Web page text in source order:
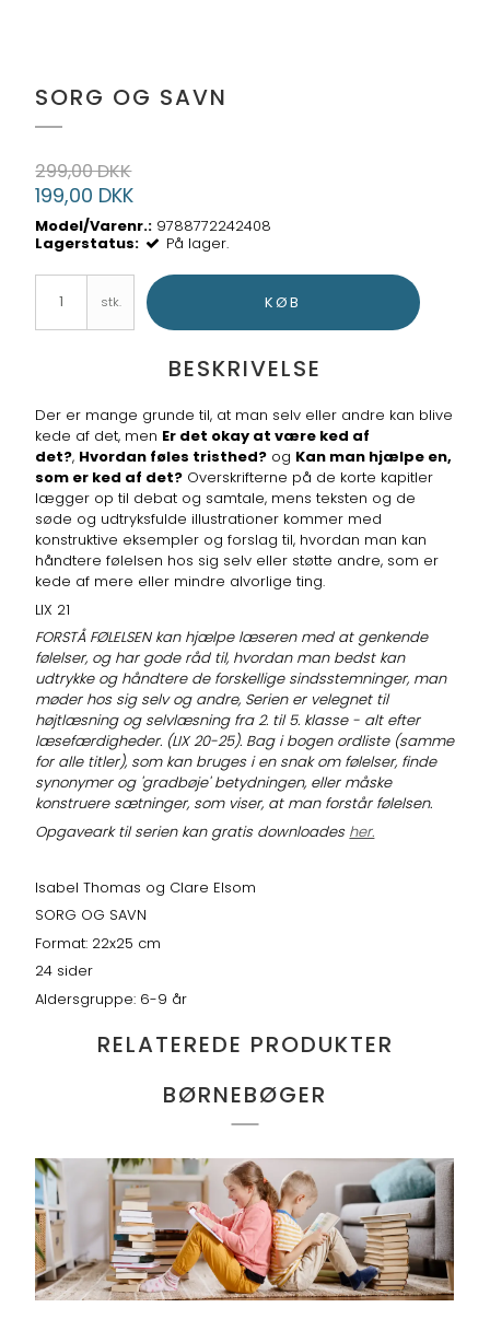
SORG OG SAVN
299,00 DKK
199,00 DKK
Model/Varenr.: 9788772242408
Lagerstatus:
På lager.
stk. KØB
BESKRIVELSE
Der er mange grunde til, at man selv eller andre kan blive
kede af det, men Er det okay at være ked af
det?, Hvordan føles tristhed? og Kan man hjælpe en,
som er ked af det? Overskrifterne på de korte kapitler
lægger op til debat og samtale, mens teksten og de
søde og udtryksfulde illustrationer kommer med
konstruktive eksempler og forslag til, hvordan man kan
håndtere følelsen hos sig selv eller støtte andre, som er
kede af mere eller mindre alvorlige ting.
LIX 21
FORSTÅ FØLELSEN kan hjælpe læseren med at genkende
følelser, og har gode råd til, hvordan man bedst kan
udtrykke og håndtere de forskellige sindsstemninger, man
møder hos sig selv og andre, Serien er velegnet til
højtlæsning og selvlæsning fra 2. til 5. klasse - alt efter
læsefærdigheder. (LIX 20-25). Bag i bogen ordliste (samme
for alle titler), som kan bruges i en snak om følelser, finde
synonymer og 'gradbøje' betydningen, eller måske
konstruere sætninger, som viser, at man forstår følelsen.
Opgaveark til serien kan gratis downloades her.
Isabel Thomas og Clare Elsom
SORG OG SAVN
Format: 22x25 cm
24 sider
Aldersgruppe: 6-9 år
RELATEREDE PRODUKTER
BØRNEBØGER